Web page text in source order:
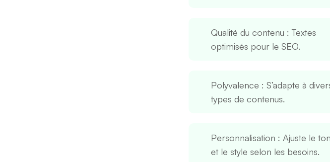
Qualité du contenu : Textes
optimisés pour le SEO.
Polyvalence : S’adapte à
types de contenus.
Personnalisation : Ajuste le ton
et le style selon les besoins.